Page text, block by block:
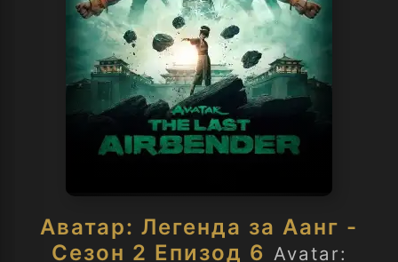
Аватар: Легенда за Аанг -
Сезон 2 Епизод 6 Avatar: